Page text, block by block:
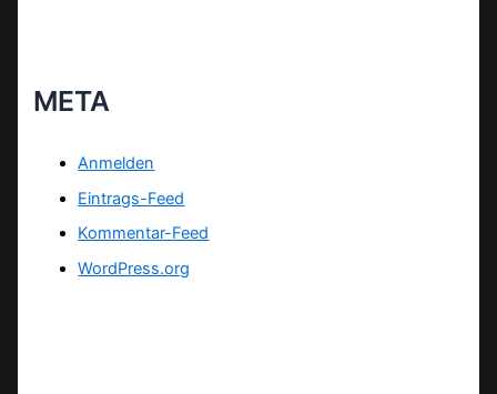
META
Anmelden
Eintrags-Feed
Kommentar-Feed
WordPress.org